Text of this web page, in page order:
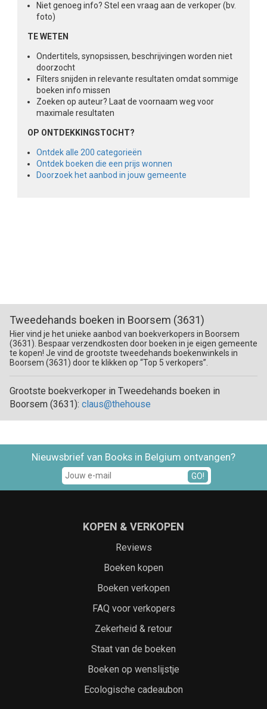
Niet genoeg info? Stel een vraag aan de verkoper (bv.
foto)
TE WETEN
Ondertitels, synopsissen, beschrijvingen worden niet
doorzocht
Filters snijden in relevante resultaten omdat sommige
boeken info missen
Zoeken op auteur? Laat de voornaam weg voor
maximale resultaten
OP ONTDEKKINGSTOCHT?
Ontdek alle 200 categorieën
Ontdek boeken die een prijs wonnen
Doorzoek het aanbod in jouw gemeente
Tweedehands boeken in Boorsem (3631)
Hier vind je het unieke aanbod van boekverkopers in Boorsem
(3631). Bespaar verzendkosten door boeken in je eigen gemeente
te kopen! Je vind de grootste tweedehands boekenwinkels in
Boorsem (3631) door te klikken op “Top 5 verkopers”.
Grootste boekverkoper in Tweedehands boeken in
Boorsem (3631): claus@thehouse
Nieuwsbrief van Books in Belgium ontvangen?
GO!
KOPEN & VERKOPEN
Reviews
Boeken kopen
Boeken verkopen
FAQ voor verkopers
Zekerheid & retour
Staat van de boeken
Boeken op wenslijstje
Ecologische cadeaubon